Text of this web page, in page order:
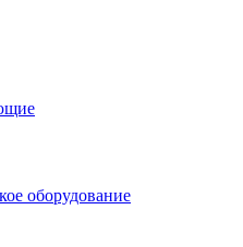
оборудование